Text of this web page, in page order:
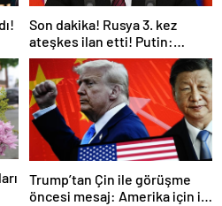
Son dakika! Rusya 3. kez
ateşkes ilan etti! Putin:
Erdoğan ile görüşme
gerçekleştireceğiz
Trump’tan Çin ile görüşme
öncesi mesaj: Amerika için iyi